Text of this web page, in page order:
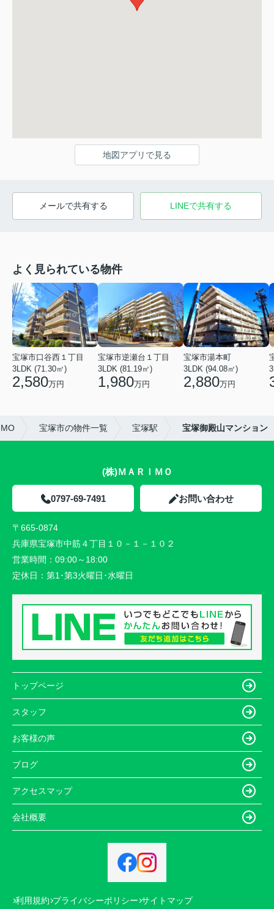
地図アプリで見る
メールで共有する LINEで共有する
よく見られている物件
宝塚市口谷西１丁目
3LDK (71.30㎡)
2,580万円
宝塚市逆瀬台１丁目
3LDK (81.19㎡)
1,980万円
宝塚市湯本町
3LDK (94.08㎡)
2,880万円
宝塚市の物件一覧 宝塚駅 宝塚御殿山マンション
(株)ＭＡＲＩＭＯ
0797-69-7491 お問い合わせ
〒665-0874
兵庫県宝塚市中筋４丁目１０－１－１０２
営業時間： 09:00～18:00
定休日： 第1･第3火曜日･水曜日
トップページ
スタッフ
お客様の声
ブログ
アクセスマップ
会社概要
利用規約 プライバシーポリシー サイトマップ